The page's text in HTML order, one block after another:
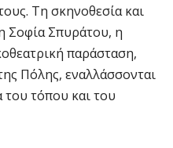
Τη σκηνοθεσία και
Σοφία Σπυράτου, η
παράσταση,
Πόλης, εναλλάσσονται
του τόπου και του